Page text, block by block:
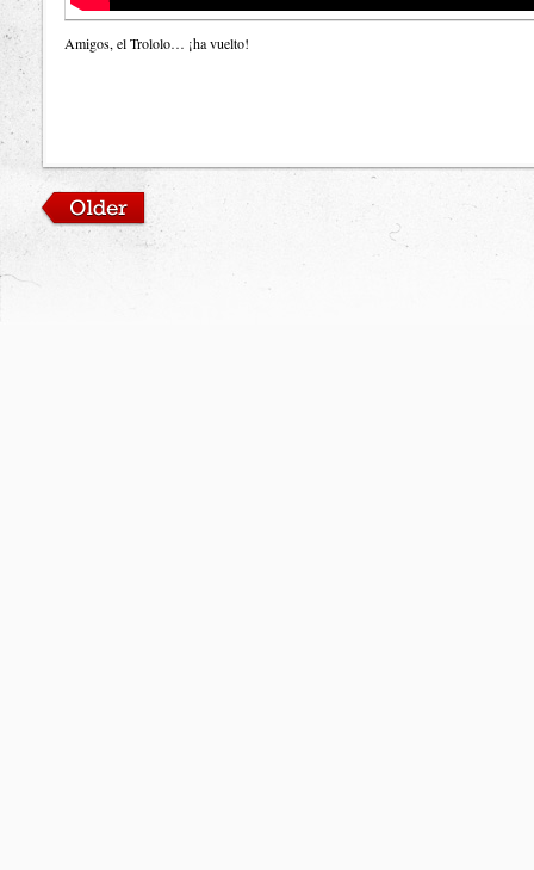
Amigos, el Trololo… ¡ha vuelto!